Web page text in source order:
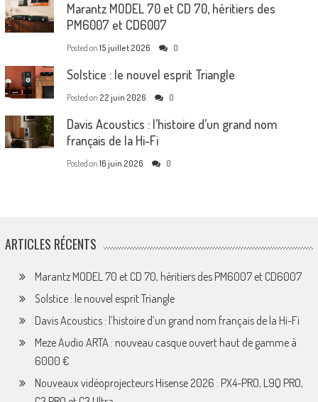
Marantz MODEL 70 et CD 70, héritiers des
PM6007 et CD6007
Posted on 15 juillet 2026 0
Solstice : le nouvel esprit Triangle
Posted on 22 juin 2026 0
Davis Acoustics : l’histoire d’un grand nom
français de la Hi-Fi
Posted on 16 juin 2026 0
ARTICLES RÉCENTS
Marantz MODEL 70 et CD 70, héritiers des PM6007 et CD6007
Solstice : le nouvel esprit Triangle
Davis Acoustics : l’histoire d’un grand nom français de la Hi-Fi
Meze Audio ARTA : nouveau casque ouvert haut de gamme à
6000 €
Nouveaux vidéoprojecteurs Hisense 2026 : PX4-PRO, L9Q PRO,